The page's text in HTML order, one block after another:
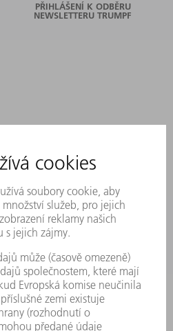
PŘIHLÁŠENÍ K ODBĚRU
NEWSLETTERU TRUMPF